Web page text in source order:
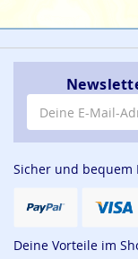
E-Mail-Adresse
Sicher und bequem
Deine Vorteile im